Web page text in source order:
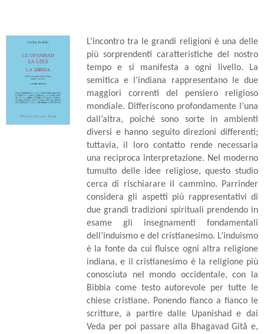
L’incontro tra le grandi religioni è una delle
più sorprendenti caratteristiche del nostro
tempo e si manifesta a ogni livello. La
semitica e l’indiana rappresentano le due
maggiori correnti del pensiero religioso
mondiale. Differiscono profondamente l’una
dall’altra, poiché sono sorte in ambienti
diversi e hanno seguito direzioni differenti;
tuttavia, il loro contatto rende necessaria
una reciproca interpretazione. Nel moderno
tumulto delle idee religiose, questo studio
cerca di rischiarare il cammino. Parrinder
considera gli aspetti più rappresentativi di
due grandi tradizioni spirituali prendendo in
esame gli insegnamenti fondamentali
dell’induismo e del cristianesimo. L’induismo
è la fonte da cui fluisce ogni altra religione
indiana, e il cristianesimo è la religione più
conosciuta nel mondo occidentale, con la
Bibbia come testo autorevole per tutte le
chiese cristiane. Ponendo fianco a fianco le
scritture, a partire dalle Upanishad e dai
Veda per poi passare alla Bhagavad Gitå e,